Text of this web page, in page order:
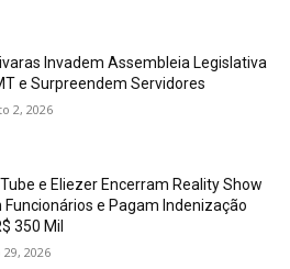
Invadem Assembleia Legislativa
e Surpreendem Servidores
2, 2026
e Eliezer Encerram Reality Show
Funcionários e Pagam Indenização
350 Mil
2026